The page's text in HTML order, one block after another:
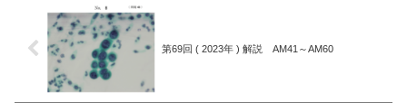
第69回 ( 2023年 ) 解説 AM41～AM60